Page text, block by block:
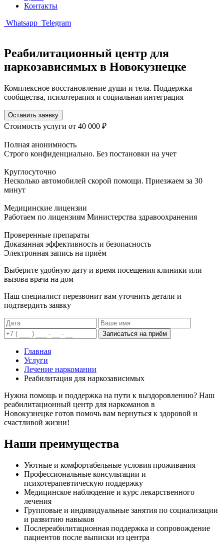
Контакты
Whatsapp Telegram
Реабилитационный центр для
наркозависимых в Новокузнецке
Комплексное восстановление души и тела. Поддержка
сообщества, психотерапия и социальная интеграция
Оставить заявку
Стоимость услуги от 40 000 ₽
Полная анонимность
Строго конфиденциально. Без постановки на учет
Круглосуточно
Несколько автомобилей скорой помощи. Приезжаем за 30
минут
Медицинские лицензии
Работаем по лицензиям Министерства здравоохранения
Проверенные препараты
Доказанная эффективность и безопасность
Электронная запись на приём
Выберите удобную дату и время посещения клиники или
вызова врача на дом
Наш специалист перезвонит вам уточнить детали и
подтвердить заявку
Записаться на приём
Главная
Услуги
Лечение наркомании
Реабилитация для наркозависимых
Нужна помощь и поддержка на пути к выздоровлению? Наш
реабилитационный центр для наркоманов в
Новокузнецке готов помочь вам вернуться к здоровой и
счастливой жизни!
Наши преимущества
Уютные и комфортабельные условия проживания
Профессиональные консультации и
психотерапевтическую поддержку
Медицинское наблюдение и курс лекарственного
лечения
Групповые и индивидуальные занятия по социализации
и развитию навыков
Послереабилитационная поддержка и сопровождение
пациентов после выписки из центра